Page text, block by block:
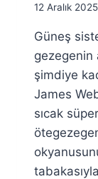
By
Fuat
Özyar
12 Aralık 2025
Güneş
gezegenin
şimdiye
James
sıcak